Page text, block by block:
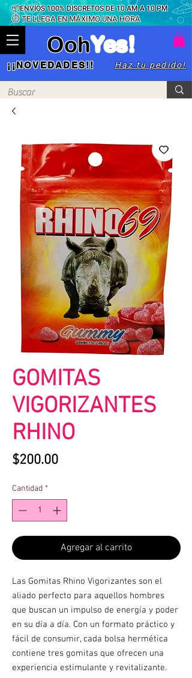
📦ENVÍOS 100% DISCRETOS DE 10 AM A 10 PM
⏱ TE LLEGA EN MÁXIMO UNA HORA
OohYes!
Haz tu pedido!
¡¡NOVEDADES!!
GOMITAS
VIGORIZANTES
RHINO
$200.00Precio
Cantidad *
Agregar al carrito
Las Gomitas Rhino Vigorizantes son el
aliado perfecto para aquellos hombres
que buscan un impulso de energía y poder
en su día a día. Con un formato práctico y
fácil de consumir, cada bolsa hermética
contiene tres gomitas que ofrecen una
experiencia estimulante y revitalizante.